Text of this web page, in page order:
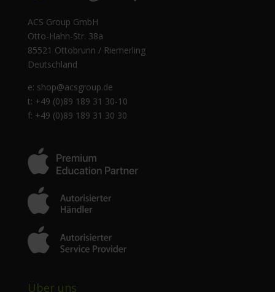
ACS Group GmbH
Otto-Hahn-Str. 38a
85521 Ottobrunn / Riemerling
Deutschland
e: shop@acsgroup.de
t: +49 (0)89 189 31 30-10
f: +49 (0)89 189 31 30 30
Über uns